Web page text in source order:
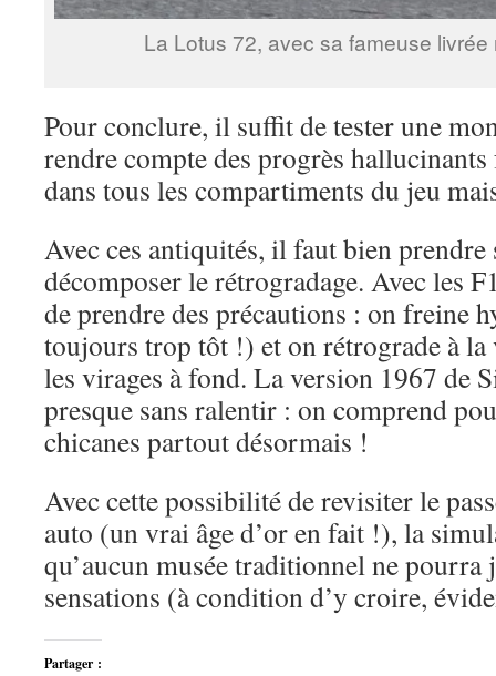
La Lotus 72, avec sa fameuse livrée
Pour conclure, il suffit de tester une
rendre compte des progrès
dans tous les compartiments du jeu
Avec ces antiquités, il faut bien prendre
décomposer le rétrogradage. Avec les
de prendre des précautions : on freine
toujours trop tôt !) et on rétrograde à la
les virages à fond. La version 1967 de
presque sans ralentir : on comprend
chicanes partout désormais !
Avec cette possibilité de revisiter le
auto (un vrai âge d’or en fait !), la
qu’aucun musée traditionnel ne pourra
sensations (à condition d’y croire,
Partager :